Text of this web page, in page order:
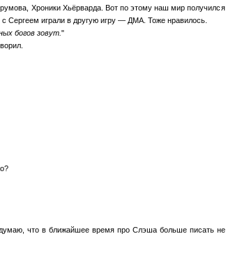
Хроники Хьёрварда. Вот по этому наш мир получился
Сергеем играли в другую игру — ДМА. Тоже нравилось.
богов зовут.
что в ближайшее время про Слэша больше писать не